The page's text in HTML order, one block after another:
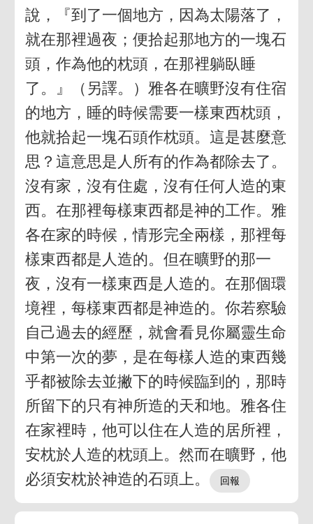
說，『到了一個地方，因為太陽落了，
就在那裡過夜；便拾起那地方的一塊石
頭，作為他的枕頭，在那裡躺臥睡
了。』（另譯。）雅各在曠野沒有住宿
的地方，睡的時候需要一樣東西枕頭，
他就拾起一塊石頭作枕頭。這是甚麼意
思？這意思是人所有的作為都除去了。
沒有家，沒有住處，沒有任何人造的東
西。在那裡每樣東西都是神的工作。雅
各在家的時候，情形完全兩樣，那裡每
樣東西都是人造的。但在曠野的那一
夜，沒有一樣東西是人造的。在那個環
境裡，每樣東西都是神造的。你若察驗
自己過去的經歷，就會看見你屬靈生命
中第一次的夢，是在每樣人造的東西幾
乎都被除去並撇下的時候臨到的，那時
所留下的只有神所造的天和地。雅各住
在家裡時，他可以住在人造的居所裡，
安枕於人造的枕頭上。然而在曠野，他
必須安枕於神造的石頭上。